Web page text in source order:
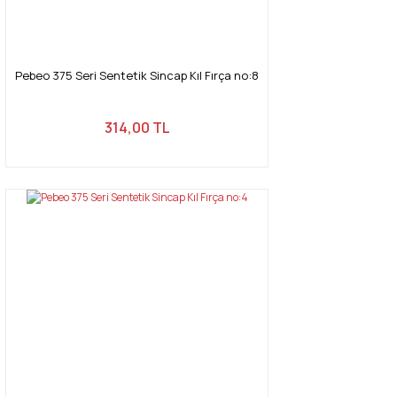
Gönder
Pebeo 375 Seri Sentetik Sincap Kıl Fırça no:8
314,00 TL